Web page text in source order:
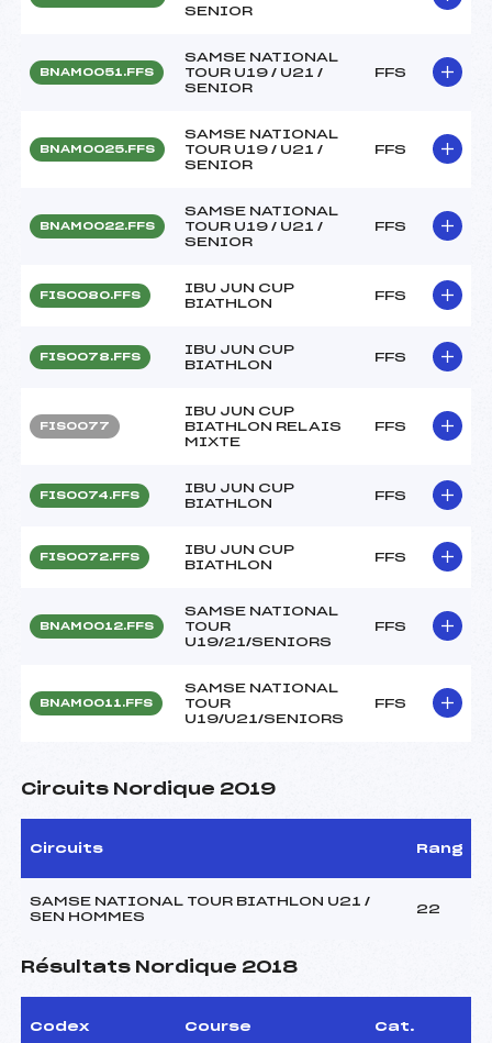
SENIOR
BNAM0051.FFS
SAMSE NATIONAL
TOUR U19 / U21 /
SENIOR
FFS
BNAM0025.FFS
SAMSE NATIONAL
TOUR U19 / U21 /
SENIOR
FFS
BNAM0022.FFS
SAMSE NATIONAL
TOUR U19 / U21 /
SENIOR
FFS
FIS0080.FFS
IBU JUN CUP
BIATHLON
FFS
FIS0078.FFS
IBU JUN CUP
BIATHLON
FFS
FIS0077
IBU JUN CUP
BIATHLON RELAIS
MIXTE
FFS
FIS0074.FFS
IBU JUN CUP
BIATHLON
FFS
FIS0072.FFS
IBU JUN CUP
BIATHLON
FFS
BNAM0012.FFS
SAMSE NATIONAL
TOUR
U19/21/SENIORS
FFS
BNAM0011.FFS
SAMSE NATIONAL
TOUR
U19/U21/SENIORS
FFS
Circuits Nordique 2019
Circuits Rang
SAMSE NATIONAL TOUR BIATHLON U21 /
SEN HOMMES
22
Résultats Nordique 2018
Codex Course Cat.